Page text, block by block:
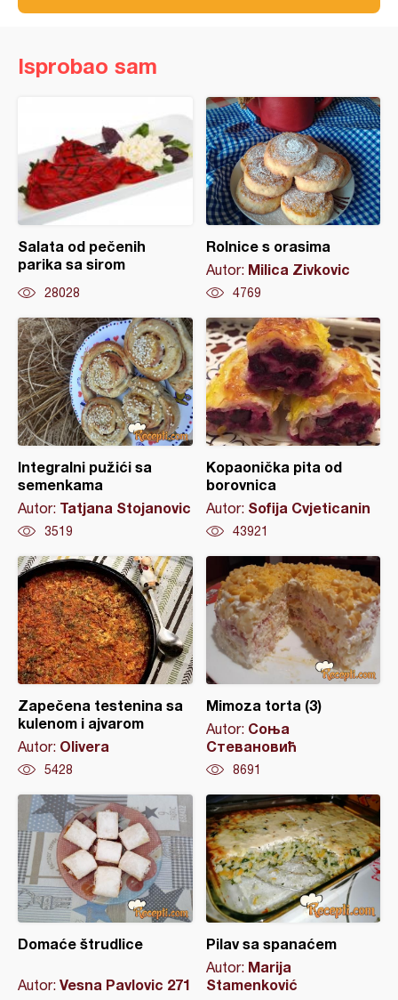
Isprobao sam
Salata od pečenih
parika sa sirom
28028
Rolnice s orasima
Autor: Milica Zivkovic
4769
Integralni pužići sa
semenkama
Autor: Tatjana Stojanovic
3519
Kopaonička pita od
borovnica
Autor: Sofija Cvjeticanin
43921
Zapečena testenina sa
kulenom i ajvarom
Autor: Olivera
5428
Mimoza torta (3)
Autor: Соња
Стевановић
8691
Domaće štrudlice
Autor: Vesna Pavlovic 271
Pilav sa spanaćem
Autor: Marija
Stamenković